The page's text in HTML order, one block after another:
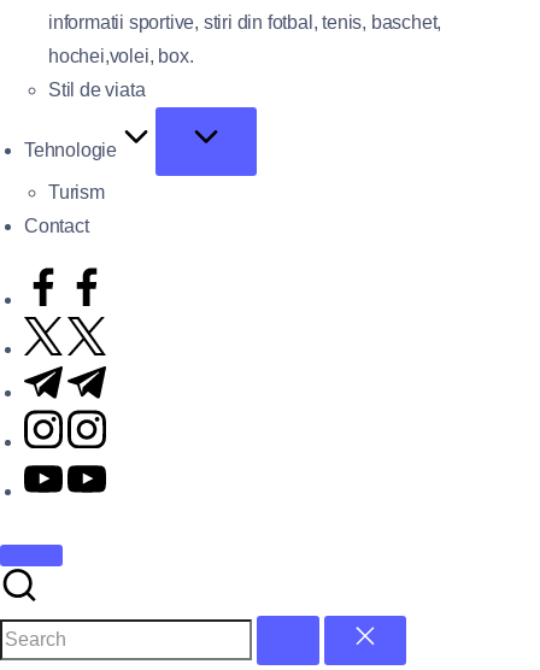
informatii sportive, stiri din fotbal, tenis, baschet,
hochei,volei, box.
Stil de viata
Tehnologie
Turism
Contact